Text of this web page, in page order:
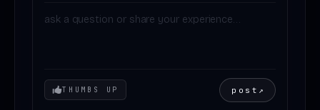
Your mood
THUMBS UP post ↗